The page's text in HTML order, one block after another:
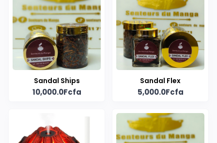
Sandal Ships
10,000.0Fcfa
Sandal Flex
5,000.0Fcfa